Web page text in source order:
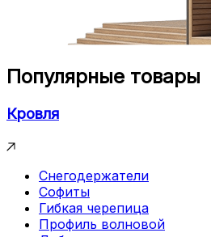
Популярные товары
Кровля
Снегодержатели
Софиты
Гибкая черепица
Профиль волновой